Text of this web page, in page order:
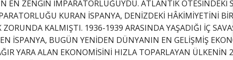
EN ZENGİN İMPARATORLUĞUYDU. ATLANTİK ÖTESİNDEKİ
KURAN İSPANYA, DENİZDEKİ HÂKİMİYETİNİ
ZORUNDA KALMIŞTI. 1936-1939 ARASINDA YAŞADIĞI İÇ
İSPANYA, BUGÜN YENİDEN DÜNYANIN EN GELİŞMİŞ
YARA ALAN EKONOMİSİNİ HIZLA TOPARLAYAN ÜLKENİN